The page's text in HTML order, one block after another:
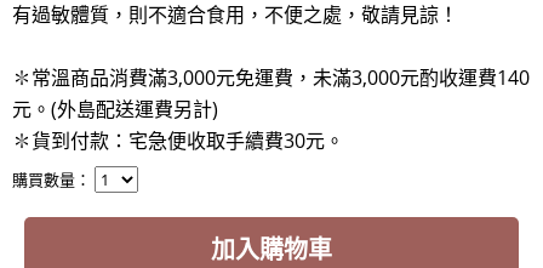
有過敏體質，則不適合食用，不便之處，敬請見諒！
✽常溫商品消費滿3,000元免運費，未滿3,000元酌收運費140
元。(外島配送運費另計)
✽貨到付款：宅急便收取手續費30元 。
購買數量：
加入購物車